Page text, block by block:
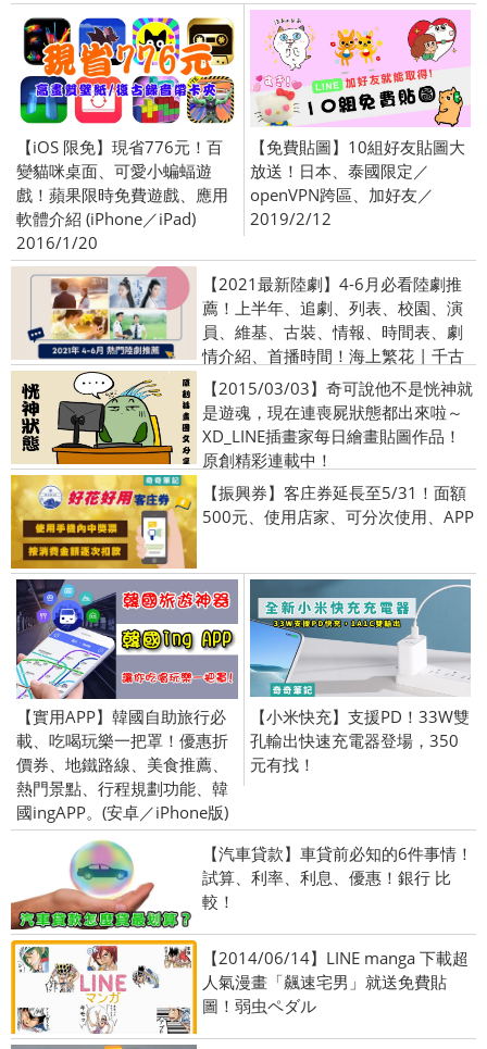
【iOS 限免】現省776元！百
變貓咪桌面、可愛小蝙蝠遊
戲！蘋果限時免費遊戲、應用
軟體介紹 (iPhone／iPad)
2016/1/20
【免費貼圖】10組好友貼圖大
放送！日本、泰國限定／
openVPN跨區、加好友／
2019/2/12
【2021最新陸劇】4-6月必看陸劇推
薦！上半年、追劇、列表、校園、演
員、維基、古裝、情報、時間表、劇
情介紹、首播時間！海上繁花 | 千古
玦塵 | 驪歌行
【2015/03/03】奇可說他不是恍神就
是遊魂，現在連喪屍狀態都出來啦～
XD_LINE插畫家每日繪畫貼圖作品！
原創精彩連載中！
【振興券】客庄券延長至5/31！面額
500元、使用店家、可分次使用、APP
【實用APP】韓國自助旅行必
載、吃喝玩樂一把罩！優惠折
價券、地鐵路線、美食推薦、
熱門景點、行程規劃功能、韓
國ingAPP。(安卓／iPhone版)
【小米快充】支援PD！33W雙
孔輸出快速充電器登場，350
元有找！
【汽車貸款】車貸前必知的6件事情！
試算、利率、利息、優惠！銀行 比
較！
【2014/06/14】LINE manga 下載超
人氣漫畫「飆速宅男」就送免費貼
圖！弱虫ペダル